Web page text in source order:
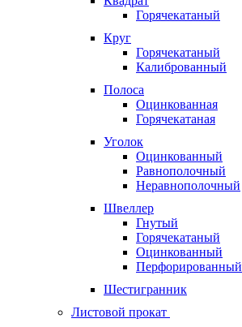
Горячекатаный
Круг
Горячекатаный
Калиброванный
Полоса
Оцинкованная
Горячекатаная
Уголок
Оцинкованный
Равнополочный
Неравнополочный
Швеллер
Гнутый
Горячекатаный
Оцинкованный
Перфорированный
Шестигранник
Листовой прокат